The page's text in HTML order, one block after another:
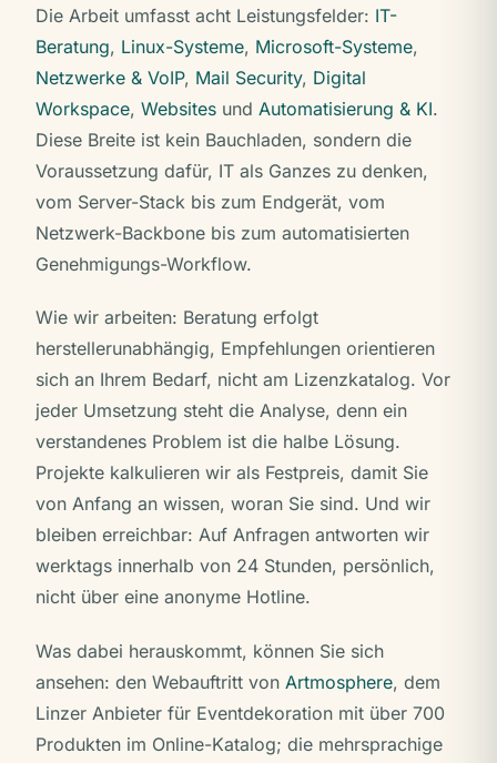
Die Arbeit umfasst acht Leistungsfelder: IT-
Beratung, Linux-Systeme, Microsoft-Systeme,
Netzwerke & VoIP, Mail Security, Digital
Workspace, Websites und Automatisierung & KI.
Diese Breite ist kein Bauchladen, sondern die
Voraussetzung dafür, IT als Ganzes zu denken,
vom Server-Stack bis zum Endgerät, vom
Netzwerk-Backbone bis zum automatisierten
Genehmigungs-Workflow.
Wie wir arbeiten: Beratung erfolgt
herstellerunabhängig, Empfehlungen orientieren
sich an Ihrem Bedarf, nicht am Lizenzkatalog. Vor
jeder Umsetzung steht die Analyse, denn ein
verstandenes Problem ist die halbe Lösung.
Projekte kalkulieren wir als Festpreis, damit Sie
von Anfang an wissen, woran Sie sind. Und wir
bleiben erreichbar: Auf Anfragen antworten wir
werktags innerhalb von 24 Stunden, persönlich,
nicht über eine anonyme Hotline.
Was dabei herauskommt, können Sie sich
ansehen: den Webauftritt von Artmosphere, dem
Linzer Anbieter für Eventdekoration mit über 700
Produkten im Online-Katalog; die mehrsprachige